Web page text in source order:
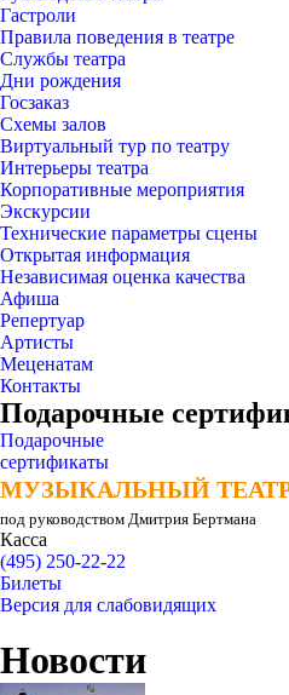
Гастроли
Правила поведения в театре
Службы театра
Дни рождения
Госзаказ
Схемы залов
Виртуальный тур по театру
Интерьеры театра
Корпоративные мероприятия
Экскурсии
Технические параметры сцены
Открытая информация
Независимая оценка качества
Афиша
Репертуар
Артисты
Меценатам
Контакты
Подарочные
Подарочные
сертификаты
МУЗЫКАЛЬНЫЙ
МУЗЫКАЛЬНЫЙ
под руководством Дмитрия Бертмана
Касса
(495) 250-22-22
Билеты
Версия для слабовидящих
Новости